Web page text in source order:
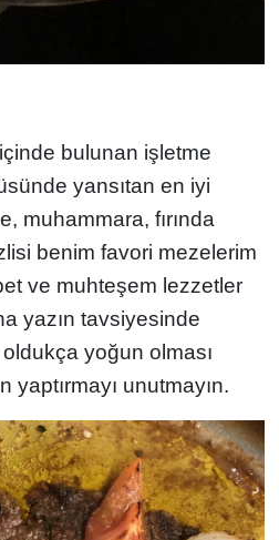
bulunan işletme
yansıtan en iyi
muhammara, fırında
benim favori mezelerim
ve muhteşem lezzetler
yazın tavsiyesinde
yoğun olması
unutmayın.